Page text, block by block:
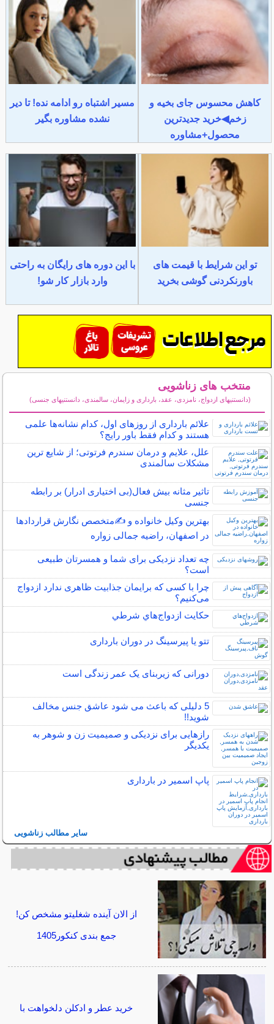
کاهش محسوس جای بخیه و
زخم◀خرید جدیدترین
محصول+مشاوره
مسیر اشتباه رو ادامه نده! تا دیر
نشده مشاوره بگیر
تو این شرایط با قیمت های
باورنکردنی گوشی بخرید
با این دوره های رایگان به راحتی
وارد بازار کار شو!
منتخب های زناشویی
(دانستنیهای ازدواج، نامزدی، عقد، بارداری و زایمان، سالمندی، دانستنیهای جنسی)
علائم بارداری از روزهای اول، کدام نشانه‌ها علمی
هستند و کدام فقط باور رایج؟
علل، علایم و درمان سندرم فرتوتی؛ از شایع ترین
مشکلات سالمندی
تاثیر مثانه بیش فعال(بی اختیاری ادرار) بر رابطه
جنسی
بهترین وکیل خانواده و ✍️متخصص نگارش قراردادها
در اصفهان، راضیه جمالی زواره
چه تعداد نزدیکی برای شما و همسرتان طبیعی
است؟
چرا با کسی که برایمان جذابیت ظاهری ندارد ازدواج
می‌کنیم؟
حكايت ازدواج‌هاي شرطي
تتو یا پیرسینگ در دوران بارداری
دورانی که زیربنای یک عمر زندگی‌ است
5 دلیلی که باعث می شود عاشق جنس مخالف
شوید!!
رازهایی برای نزدیکی و صمیمیت زن و شوهر به
یکدیگر
پاپ اسمیر در بارداری
سایر مطالب زناشویی
از الان آینده شغلیتو مشخص کن!
جمع بندی کنکور1405
خرید عطر و ادکلن دلخواهت با